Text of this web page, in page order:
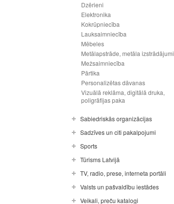
Dzērieni
Elektronika
Kokrūpniecība
Lauksaimniecība
Mēbeles
Metālapstrāde, metāla izstrādājumi
Mežsaimniecība
Pārtika
Personalizētas dāvanas
Vizuālā reklāma, digitālā druka,
poligrāfijas paka
Sabiedriskās organizācijas
Sadzīves un citi pakalpojumi
Sports
Tūrisms Latvijā
TV, radio, prese, interneta portāli
Valsts un pašvaldību iestādes
Veikali, preču katalogi